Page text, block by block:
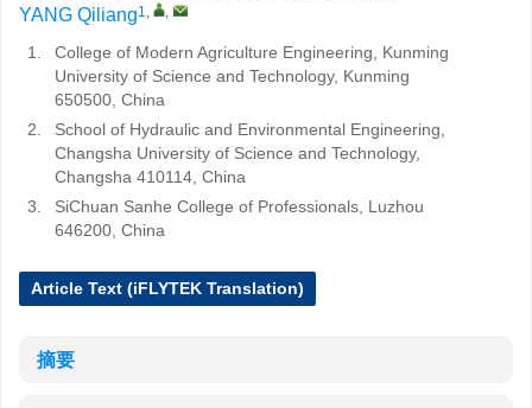
YANG Qiliang1, ,
1.
College of Modern Agriculture Engineering, Kunming
University of Science and Technology, Kunming
650500, China
2.
School of Hydraulic and Environmental Engineering,
Changsha University of Science and Technology,
Changsha 410114, China
3.
SiChuan Sanhe College of Professionals, Luzhou
646200, China
Article Text (iFLYTEK Translation)
摘要